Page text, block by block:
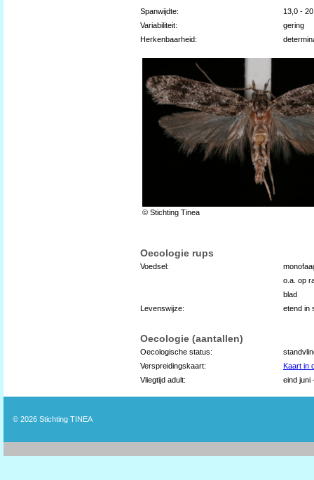
Spanwijdte:
13,0 -
Variabiliteit:
gering
Herkenbaarheid:
© Stichting Tinea
Oecologie rups
Voedsel:
o.a. op
blad
Levenswijze:
etend in
Oecologie (aantallen)
Oecologische status:
Verspreidingskaart:
Kaart in
Vliegtijd adult:
eind juni
© 2026 Stichting TINEA